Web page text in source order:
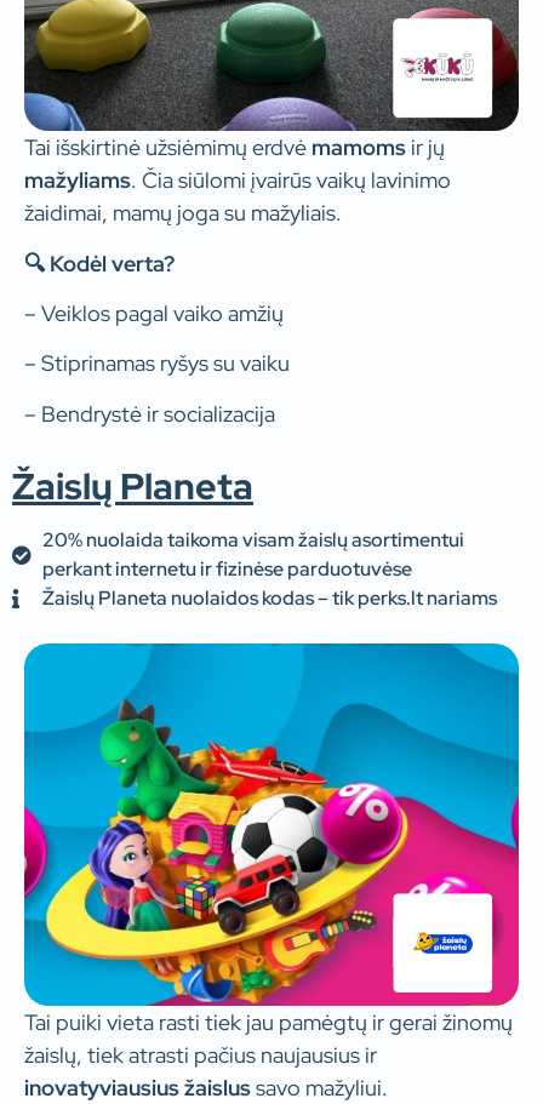
Tai išskirtinė užsiėmimų erdvė mamoms ir jų
mažyliams. Čia siūlomi įvairūs vaikų lavinimo
žaidimai, mamų joga su mažyliais.
🔍 Kodėl verta?
– Veiklos pagal vaiko amžių
– Stiprinamas ryšys su vaiku
– Bendrystė ir socializacija
Žaislų Planeta
20% nuolaida taikoma visam žaislų asortimentui
perkant internetu ir fizinėse parduotuvėse
Žaislų Planeta nuolaidos kodas – tik perks.lt nariams
Tai puiki vieta rasti tiek jau pamėgtų ir gerai žinomų
žaislų, tiek atrasti pačius naujausius ir
inovatyviausiusžaislussavo mažyliui.